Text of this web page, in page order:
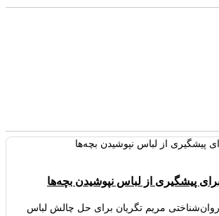
پیشگیری از لباس نپوشیدن بچه‌ها
مریم تگریان برای حل چالش لباس